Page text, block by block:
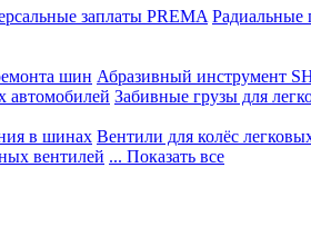
заплаты PREMA Радиальные
шин Абразивный инструмент
автомобилей Забивные грузы для
в шинах Вентили для колёс
вентилей ... Показать все